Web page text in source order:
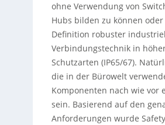
ohne Verwendung von
Hubs bilden zu können oder
Definition robuster
Verbindungstechnik in
Schutzarten (IP65/67).
die in der Bürowelt
Komponenten nach wie vor
sein. Basierend auf den
Anforderungen wurde